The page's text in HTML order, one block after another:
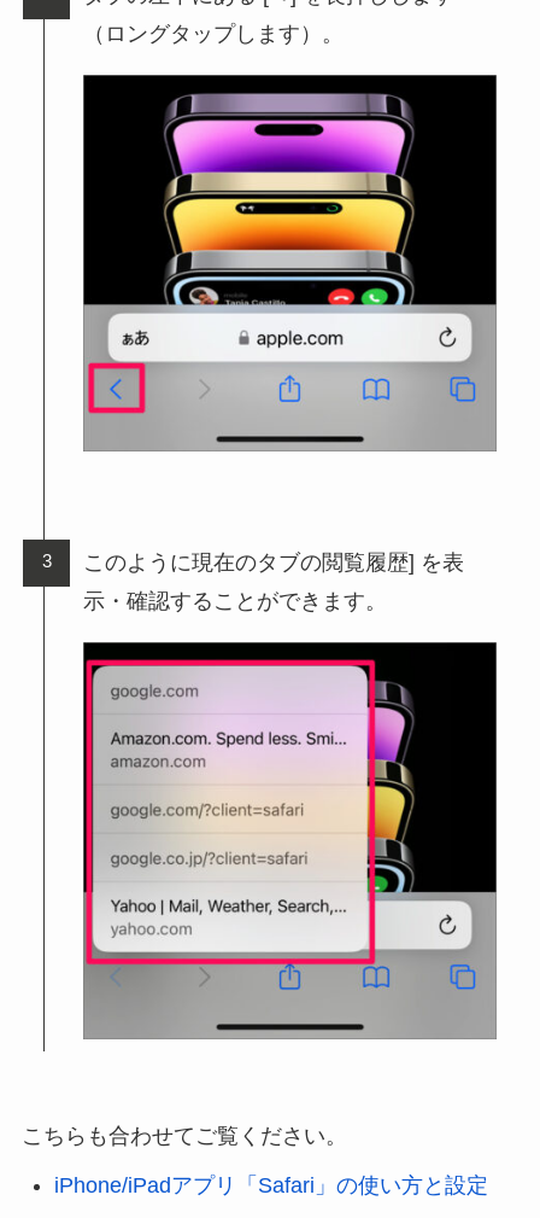
（ロングタップします）。
このように現在のタブの閲覧履歴] を表
示・確認することができます。
こちらも合わせてご覧ください。
iPhone/iPadアプリ「Safari」の使い方と設定